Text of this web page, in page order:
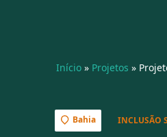
Início » Projetos »
Bahia INCLUSÃO